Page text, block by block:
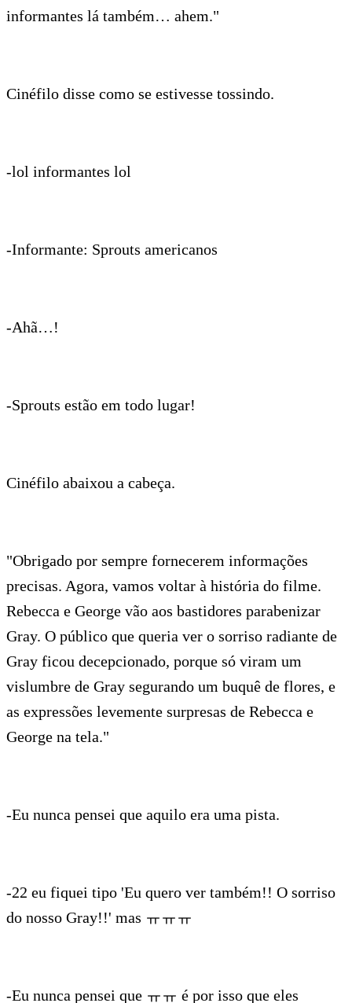
informantes lá também… ahem."
Cinéfilo disse como se estivesse tossindo.
-lol informantes lol
-Informante: Sprouts americanos
-Ahã…!
-Sprouts estão em todo lugar!
Cinéfilo abaixou a cabeça.
"Obrigado por sempre fornecerem informações
precisas. Agora, vamos voltar à história do filme.
Rebecca e George vão aos bastidores parabenizar
Gray. O público que queria ver o sorriso radiante de
Gray ficou decepcionado, porque só viram um
vislumbre de Gray segurando um buquê de flores, e
as expressões levemente surpresas de Rebecca e
George na tela."
-Eu nunca pensei que aquilo era uma pista.
-22 eu fiquei tipo 'Eu quero ver também!! O sorriso
do nosso Gray!!' mas ㅠㅠㅠ
-Eu nunca pensei que ㅠㅠ é por isso que eles